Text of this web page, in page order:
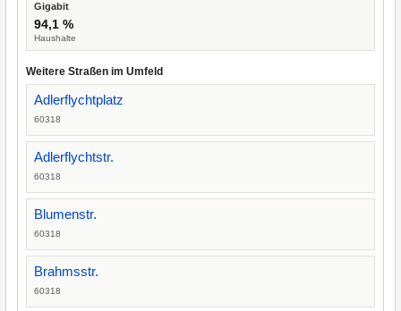
Gigabit
94,1 %
Haushalte
Weitere Straßen im Umfeld
Adlerflychtplatz
60318
Adlerflychtstr.
60318
Blumenstr.
60318
Brahmsstr.
60318